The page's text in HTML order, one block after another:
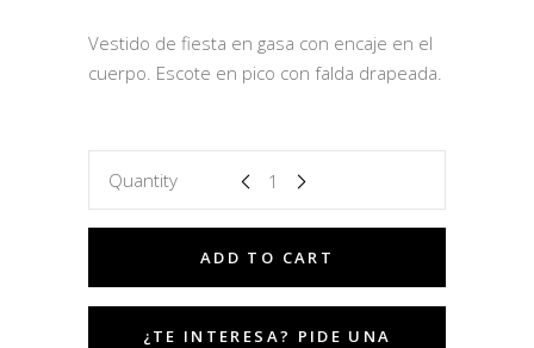
Vestido de fiesta en gasa con encaje en el
cuerpo. Escote en pico con falda drapeada.
Quantity
ADD TO CART